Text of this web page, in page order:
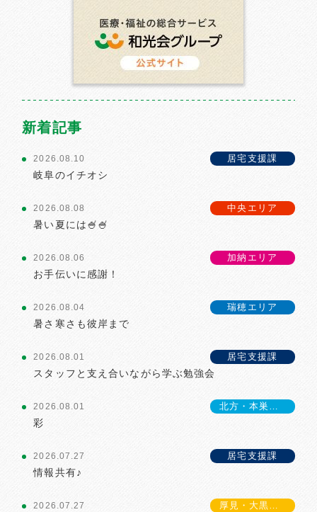
新着記事
2026.08.10 居宅支援課
岐阜のイチオシ
2026.08.08 中央エリア
暑い夏には🍧🍧
2026.08.06 加納エリア
お手伝いに感謝！
2026.08.04 瑞穂エリア
暑さ寒さも彼岸まで
2026.08.01 居宅支援課
スタッフと支え合いながら学ぶ勉強会
2026.08.01 北方・本巣エリア
彩
2026.07.27 居宅支援課
情報共有♪
2026.07.27 厚見・大黒エリア